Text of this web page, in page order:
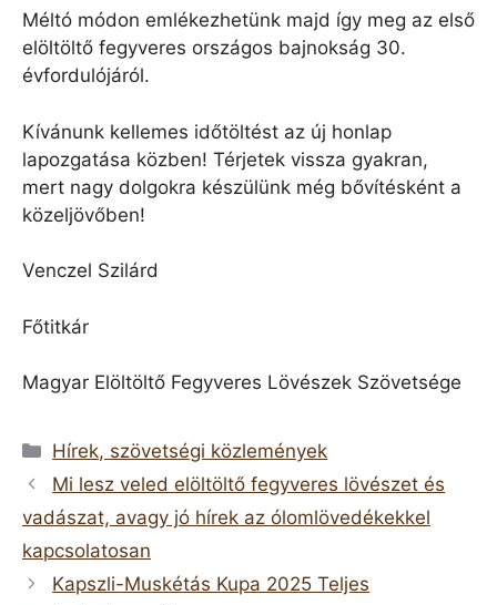
Méltó módon emlékezhetünk majd így meg az első
elöltöltő fegyveres országos bajnokság 30.
évfordulójáról.
Kívánunk kellemes időtöltést az új honlap
lapozgatása közben! Térjetek vissza gyakran,
mert nagy dolgokra készülünk még bővítésként a
közeljövőben!
Venczel Szilárd
Főtitkár
Magyar Elöltöltő Fegyveres Lövészek Szövetsége
Kategória
Hírek, szövetségi közlemények
Mi lesz veled elöltöltő fegyveres lövészet és
vadászat, avagy jó hírek az ólomlövedékekkel
kapcsolatosan
Kapszli-Muskétás Kupa 2025 Teljes